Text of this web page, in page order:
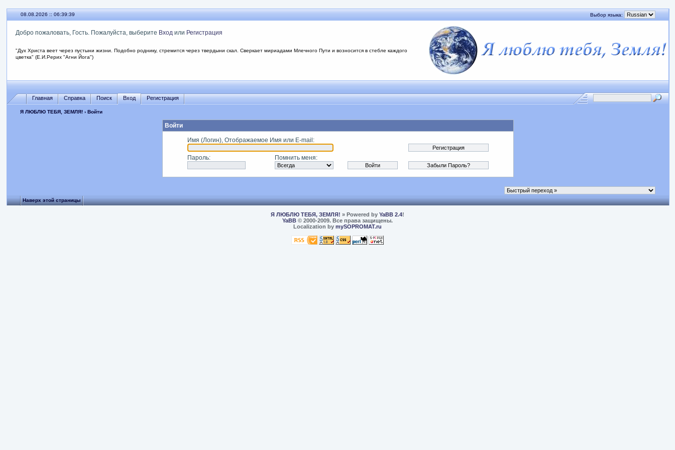
08.08.2026 :: 06:39:39 Выбор языка:
Добро пожаловать, Гость. Пожалуйста, выберите Вход или Регистрация
"Дух Христа веет через пустыни жизни. Подобно роднику, стремится через твердыни скал. Сверкает мириадами Млечного Пути и возносится в стебле каждого
цветка" (Е.И.Рерих "Агни Йога")
Главная Справка Поиск Вход Регистрация
Я ЛЮБЛЮ ТЕБЯ, ЗЕМЛЯ! › Войти
Войти
Имя (Логин), Отображаемое Имя или E-mail :
Пароль: Помнить меня:
Наверх этой страницы
Я ЛЮБЛЮ ТЕБЯ, ЗЕМЛЯ! » Powered by YaBB 2.4!
YaBB© 2000-2009. Все права защищены.
Localization by mySOPROMAT.ru